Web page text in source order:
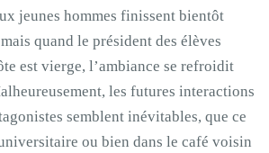
jeunes hommes finissent bientôt
quand le président des élèves
est vierge, l’ambiance se refroidit
les futures interactions
semblent inévitables, que ce
ou bien dans le café voisin